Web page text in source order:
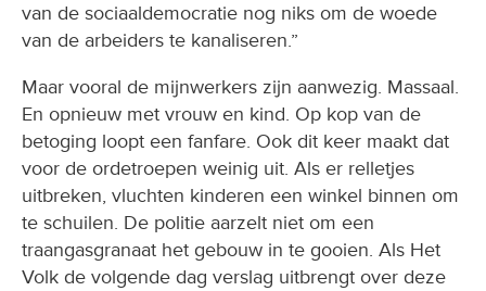
van de sociaaldemocratie nog niks om de woede
van de arbeiders te kanaliseren.”
Maar vooral de mijnwerkers zijn aanwezig. Massaal.
En opnieuw met vrouw en kind. Op kop van de
betoging loopt een fanfare. Ook dit keer maakt dat
voor de ordetroepen weinig uit. Als er relletjes
uitbreken, vluchten kinderen een winkel binnen om
te schuilen. De politie aarzelt niet om een
traangasgranaat het gebouw in te gooien. Als Het
Volk de volgende dag verslag uitbrengt over deze